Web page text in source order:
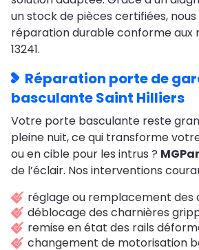
un stock de pièces certifiées, nous
réparation durable conforme aux
13241.
Réparation porte de
basculante Saint Hilliers
Votre porte basculante reste
pleine nuit, ce qui transforme
ou en cible pour les intrus ?
de l’éclair. Nos interventions
réglage ou remplacement des
déblocage des charnières
remise en état des rails
changement de motorisation